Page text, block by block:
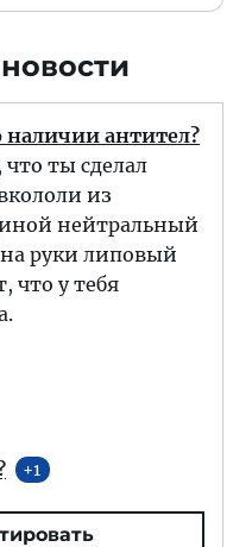
наличии антител?
ты сделал
из
нейтральный
руки липовый
что у тебя
1